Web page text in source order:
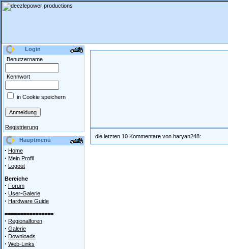
Login
Benutzername
Kennwort
in Cookie speichern
Registrierung
Hauptmenü
· Home
· Mein Profil
· Logout
Bereiche
· Forum
· User-Galerie
· Hardware Guide
================
· Regionalforen
· Galerie
· Downloads
· Web-Links
die letzten 10 Kommentare von haryan248: